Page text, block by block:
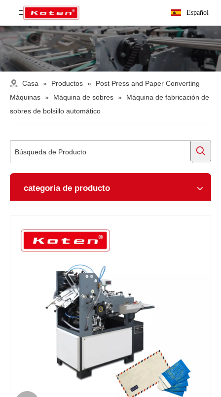
Español
Casa » Productos »
Post Press and Paper Converting
Máquinas » Máquina de sobres »
Máquina de fabricación de
sobres de bolsillo automático
categoria de producto